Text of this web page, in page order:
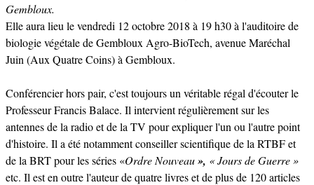
Gembloux.
Elle aura lieu le vendredi 12 octobre 2018 à 19 h30 à l'auditoire de
biologie végétale de Gembloux Agro-BioTech, avenue Maréchal
Juin (Aux Quatre Coins) à Gembloux.
Conférencier hors pair, c'est toujours un véritable régal d'écouter le
Professeur Francis Balace. Il intervient régulièrement sur les
antennes de la radio et de la TV pour expliquer l'un ou l'autre point
d'histoire. Il a été notamment conseiller scientifique de la RTBF et
de la BRT pour les séries «Ordre Nouveau», « Jours de Guerre »
etc. Il est en outre l'auteur de quatre livres et de plus de 120 articles